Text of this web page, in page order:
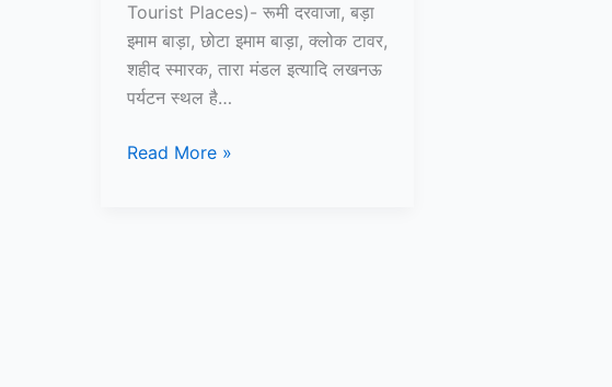
Tourist Places)- रूमी दरवाजा, बड़ा
इमाम बाड़ा, छोटा इमाम बाड़ा, क्लोक टावर,
शहीद स्मारक, तारा मंडल इत्यादि लखनऊ
पर्यटन स्थल है…
10
Read More »